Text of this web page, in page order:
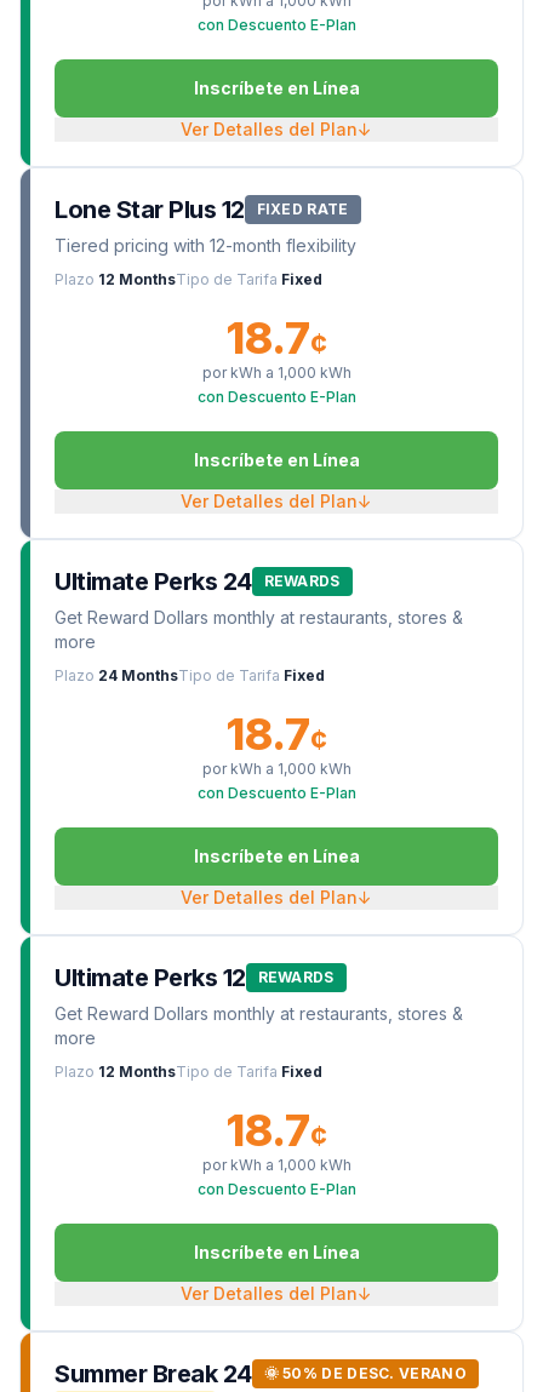
con Descuento E-Plan
Inscríbete en Línea
Ver Detalles del Plan↓
Lone Star Plus 12 FIXED RATE
Tiered pricing with 12-month flexibility
Plazo 12 MonthsTipo de Tarifa Fixed
18.7¢
por kWh a 1,000 kWh
con Descuento E-Plan
Inscríbete en Línea
Ver Detalles del Plan↓
Ultimate Perks 24 REWARDS
Get Reward Dollars monthly at restaurants, stores &
more
Plazo 24 MonthsTipo de Tarifa Fixed
18.7¢
por kWh a 1,000 kWh
con Descuento E-Plan
Inscríbete en Línea
Ver Detalles del Plan↓
Ultimate Perks 12 REWARDS
Get Reward Dollars monthly at restaurants, stores &
more
Plazo 12 MonthsTipo de Tarifa Fixed
18.7¢
por kWh a 1,000 kWh
con Descuento E-Plan
Inscríbete en Línea
Ver Detalles del Plan↓
Summer Break 24
🌞 50% DE DESC. VERANO